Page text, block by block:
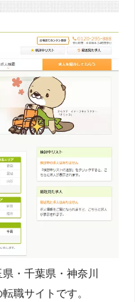
・千葉県・神奈川
職サイトです。